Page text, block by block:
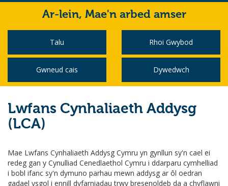
Ar-lein, Mae'n arbed amser
Talu Rhoi Gwybod
Gwneud cais Dywedwch
Lwfans Cynhaliaeth Addysg
(LCA)
Mae Lwfans Cynhaliaeth Addysg Cymru yn gynllun sy'n cael ei
redeg gan y Cynulliad Cenedlaethol Cymru i ddarparu cymhelliad
i bobl ifanc sy'n dymuno parhau mewn addysg ar ôl oedran
gadael ysgol i ennill dyfarniadau trwy bresenoldeb da a chyflawni